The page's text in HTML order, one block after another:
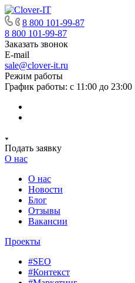
8 800 101-99-87
8 800 101-99-87
Заказать звонок
E-mail
sale@clover-it.ru
Режим работы
График работы: с 11:00 до 23:00
Подать заявку
О нас
О нас
Новости
Блог
Отзывы
Вакансии
Проекты
#SEO
#Контекст